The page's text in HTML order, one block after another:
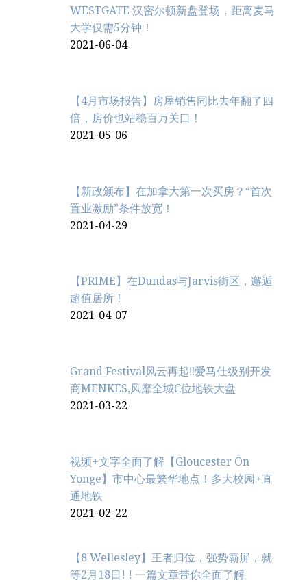
WESTGATE 汉密尔顿新盘登场，距离麦马
大学仅需5分钟！
2021-06-04
【4月市场报告】房屋销售同比去年翻了四
倍，房价也站稳百万关口！
2021-05-06
【新政颁布】在加拿大第一次买房？“首次
置业激励”条件放宽！
2021-04-29
【PRIME】在Dundas与Jarvis街区，邂逅
超值居所！
2021-04-07
Grand Festival风云再起‼️爱马仕级别开发
商MENKES,风靡全城C位地铁大盘
2021-03-22
视频+文字全面了解【Gloucester On
Yonge】市中心最繁华地点！多大校园+直
通地铁
2021-02-22
【8 Wellesley】王者归位，强势霸屏，就
等2月18日! ! 一篇文章带你全面了解